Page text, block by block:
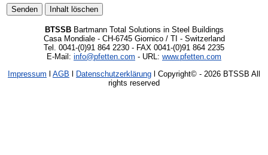
BTSSBBartmann Total Solutions in Steel Buildings
Casa Mondiale - CH-6745 Giornico / TI - Switzerland
Tel. 0041-(0)91 864 2230 - FAX 0041-(0)91 864 2235
E-Mail: info@pfetten.com - URL: www.pfetten.com
Impressum l AGB l Datenschutzerklärung l Copyright© - 2026 BTSSB All
rights reserved